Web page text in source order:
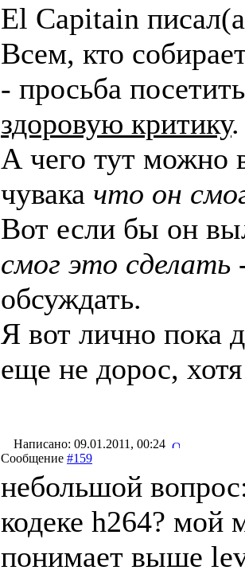
El Capitain
Всем, кто
- просьба
здоровую критику.
А чего тут можно
чувака что он
Вот если бы он
смог это сделать
обсуждать.
Я вот лично пока
еще не дорос,
Написано: 09.01.2011, 00:24
Сообщение #159
небольшой
кодеке h264? мой
понимает выше